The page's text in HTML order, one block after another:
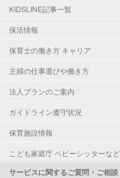
KIDSLINE記事一覧
保活情報
保育士の働き方 キャリア
主婦の仕事選びや働き方
法人プランのご案内
ガイドライン遵守状況
保育施設情報
こども家庭庁 ベビーシッターな
サービスに関するご質問・ご相談